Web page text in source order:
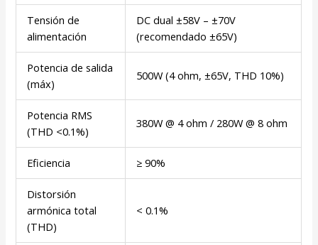
Tensión de
alimentación
DC dual ±58V – ±70V
(recomendado ±65V)
Potencia de salida
(máx)
500W (4 ohm, ±65V, THD 10%)
Potencia RMS
(THD <0.1%)
380W @ 4 ohm / 280W @ 8 ohm
Eficiencia ≥ 90%
Distorsión
armónica total
(THD)
< 0.1%